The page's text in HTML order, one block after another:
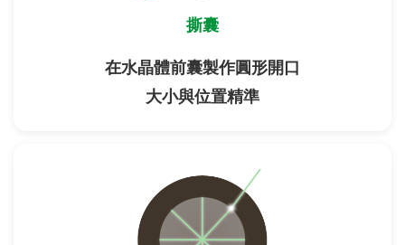
撕囊
在水晶體前囊製作圓形開口
大小與位置精準